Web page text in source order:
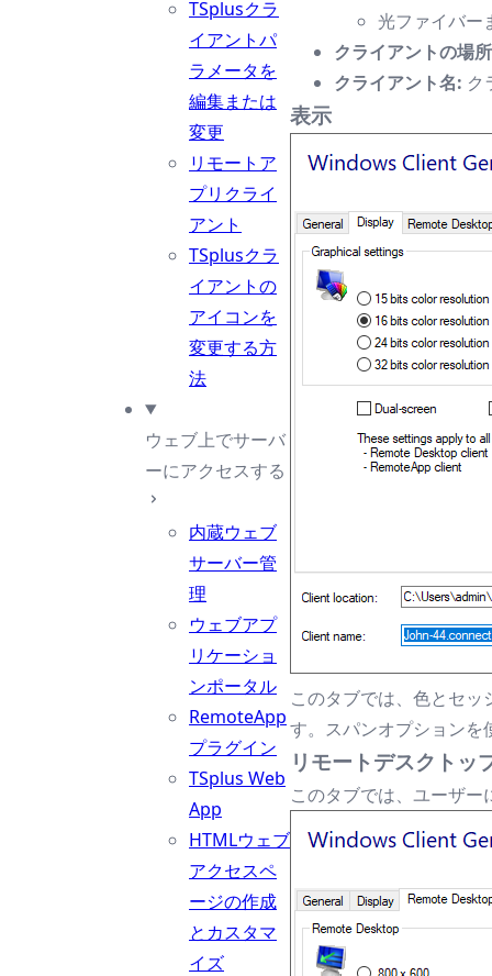
TSplusクラ
イアントパ
ラメータを
編集または
変更
リモートア
プリクライ
アント
TSplusクラ
イアントの
アイコンを
変更する方
法
ウェブ上でサーバ
ーにアクセスする
内蔵ウェブ
サーバー管
理
ウェブアプ
リケーショ
ンポータル
RemoteApp
プラグイン
TSplus Web
App
HTMLウェブ
アクセスペ
ージの作成
とカスタマ
イズ
光ファイバー
クライアントの場
クライアント名: ク
表示
このタブでは、色とセ
す。スパンオプションを
リモートデスクトッ
このタブでは、ユーザ